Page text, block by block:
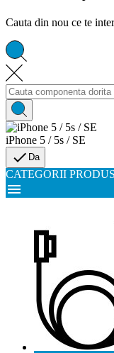
Cauta din nou ce te
iPhone 5 / 5s / SE
 Da
CATEGORII
